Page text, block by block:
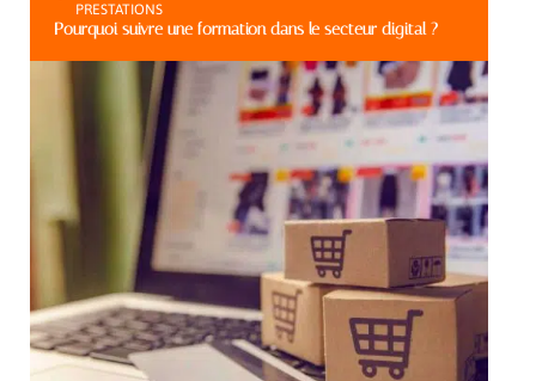
PRESTATIONS
Pourquoi suivre une formation dans le secteur digital ?